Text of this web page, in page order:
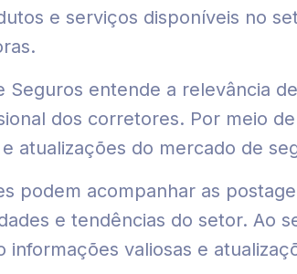
e serviços disponíveis no
Seguros entende a relevância
dos corretores. Por meio
atualizações do mercado de
podem acompanhar as
e tendências do setor. Ao
valiosas e